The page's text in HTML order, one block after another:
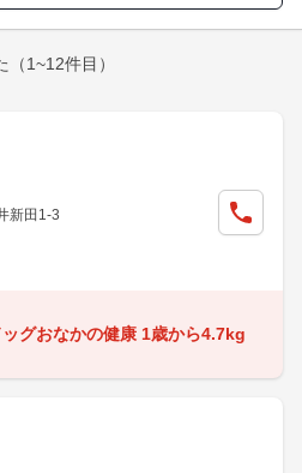
（1~12件目）
新田1-3
グおなかの健康 1歳から4.7kg